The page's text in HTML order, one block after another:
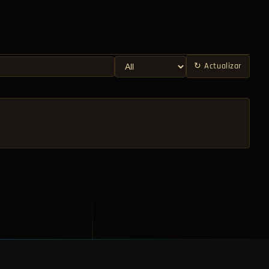
↻ Actualizar